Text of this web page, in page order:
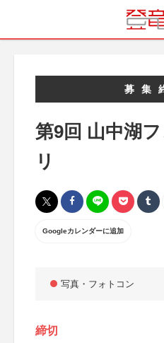
募集
第9回 山中湖
リ
Googleカレンダーに追加
写真・フォトコン
締切